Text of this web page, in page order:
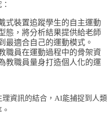
式裝置追蹤學生的自主運動
態，將分析結果提供給老師
最適合自己的運動模式。
職員在運動過程中的骨架資
教職員量身打造個人化的運
資訊的結合，AI能捕捉到人類